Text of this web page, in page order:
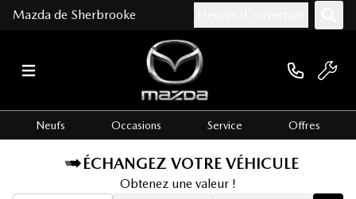
Mazda de Sherbrooke
Neufs Occasions Service Offres
ÉCHANGEZ VOTRE VÉHICULE
Obtenez une valeur !